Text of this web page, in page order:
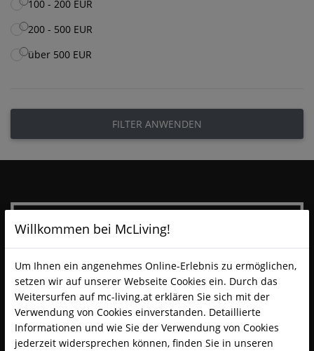
100 - 200 EUR
200 - 500 EUR
über 500 EUR
FILTER ANWENDEN
Willkommen bei McLiving!
Um Ihnen ein angenehmes Online-Erlebnis zu ermöglichen,
setzen wir auf unserer Webseite Cookies ein. Durch das
Weitersurfen auf mc-living.at erklären Sie sich mit der
Verwendung von Cookies einverstanden. Detaillierte
Informationen und wie Sie der Verwendung von Cookies
jederzeit widersprechen können, finden Sie in unseren